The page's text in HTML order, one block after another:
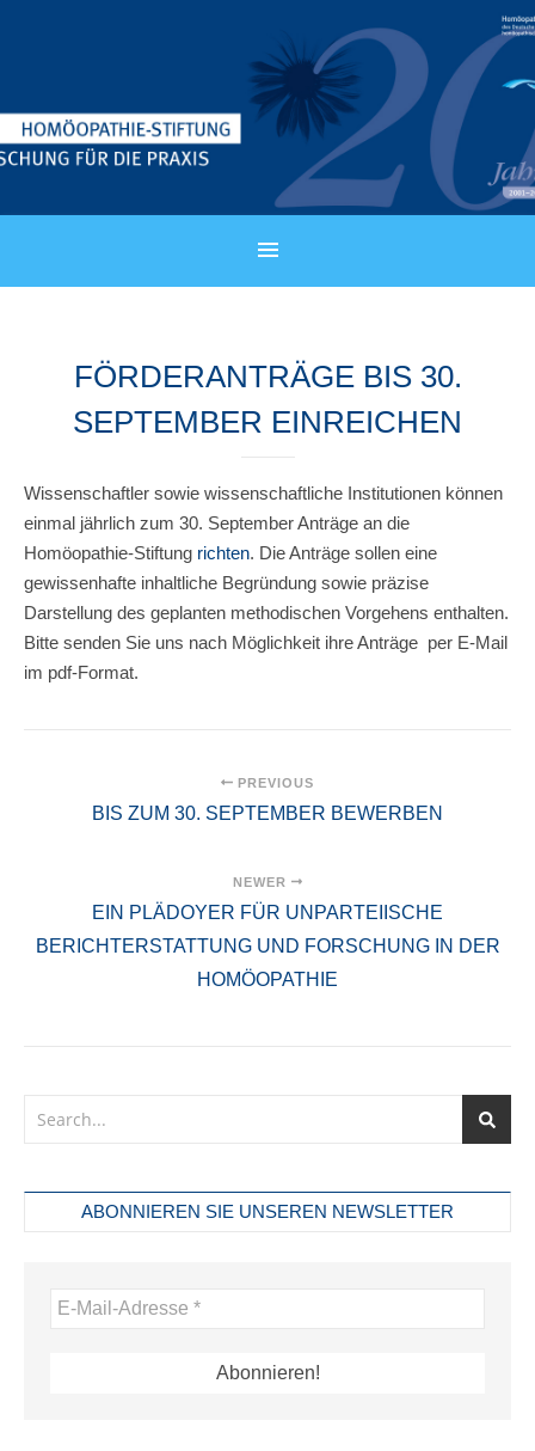
FÖRDERANTRÄGE BIS 30.
SEPTEMBER EINREICHEN
Wissenschaftler sowie wissenschaftliche Institutionen können
einmal jährlich zum 30. September Anträge an die
Homöopathie-Stiftung richten. Die Anträge sollen eine
gewissenhafte inhaltliche Begründung sowie präzise
Darstellung des geplanten methodischen Vorgehens enthalten.
Bitte senden Sie uns nach Möglichkeit ihre Anträge per E-Mail
im pdf-Format.
PREVIOUS
BIS ZUM 30. SEPTEMBER BEWERBEN
NEWER
EIN PLÄDOYER FÜR UNPARTEIISCHE
BERICHTERSTATTUNG UND FORSCHUNG IN DER
HOMÖOPATHIE
ABONNIEREN SIE UNSEREN NEWSLETTER